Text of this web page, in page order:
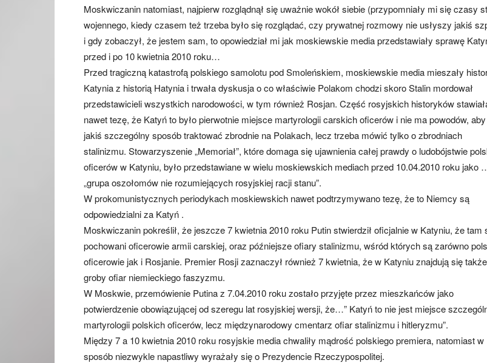
Moskwiczanin natomiast, najpierw rozglądnął się uważnie wokół siebie (przypomniały mi się czasy
wojennego, kiedy czasem też trzeba było się rozglądać, czy prywatnej rozmowy nie usłyszy jakiś
i gdy zobaczył, że jestem sam, to opowiedział mi jak moskiewskie media przedstawiały sprawę
przed i po 10 kwietnia 2010 roku…
Przed tragiczną katastrofą polskiego samolotu pod Smoleńskiem, moskiewskie media mieszały
Katynia z historią Hatynia i trwała dyskusja o co właściwie Polakom chodzi skoro Stalin mordował
przedstawicieli wszystkich narodowości, w tym również Rosjan. Część rosyjskich historyków
nawet tezę, że Katyń to było pierwotnie miejsce martyrologii carskich oficerów i nie ma powodów,
jakiś szczególny sposób traktować zbrodnie na Polakach, lecz trzeba mówić tylko o zbrodniach
stalinizmu. Stowarzyszenie „Memoriał”, które domaga się ujawnienia całej prawdy o ludobójstwie
oficerów w Katyniu, było przedstawiane w wielu moskiewskich mediach przed 10.04.2010 roku jako
„grupa oszołomów nie rozumiejących rosyjskiej racji stanu”.
W prokomunistycznych periodykach moskiewskich nawet podtrzymywano tezę, że to Niemcy są
odpowiedzialni za Katyń .
Moskwiczanin pokreślił, że jeszcze 7 kwietnia 2010 roku Putin stwierdził oficjalnie w Katyniu, że tam
pochowani oficerowie armii carskiej, oraz późniejsze ofiary stalinizmu, wśród których są zarówno
oficerowie jak i Rosjanie. Premier Rosji zaznaczył również 7 kwietnia, że w Katyniu znajdują się także
groby ofiar niemieckiego faszyzmu.
W Moskwie, przemówienie Putina z 7.04.2010 roku zostało przyjęte przez mieszkańców jako
potwierdzenie obowiązującej od szeregu lat rosyjskiej wersji, że…” Katyń to nie jest miejsce
martyrologii polskich oficerów, lecz międzynarodowy cmentarz ofiar stalinizmu i hitleryzmu”.
Między 7 a 10 kwietnia 2010 roku rosyjskie media chwaliły mądrość polskiego premiera, natomiast w
sposób niezwykle napastliwy wyrażały się o Prezydencie Rzeczypospolitej.